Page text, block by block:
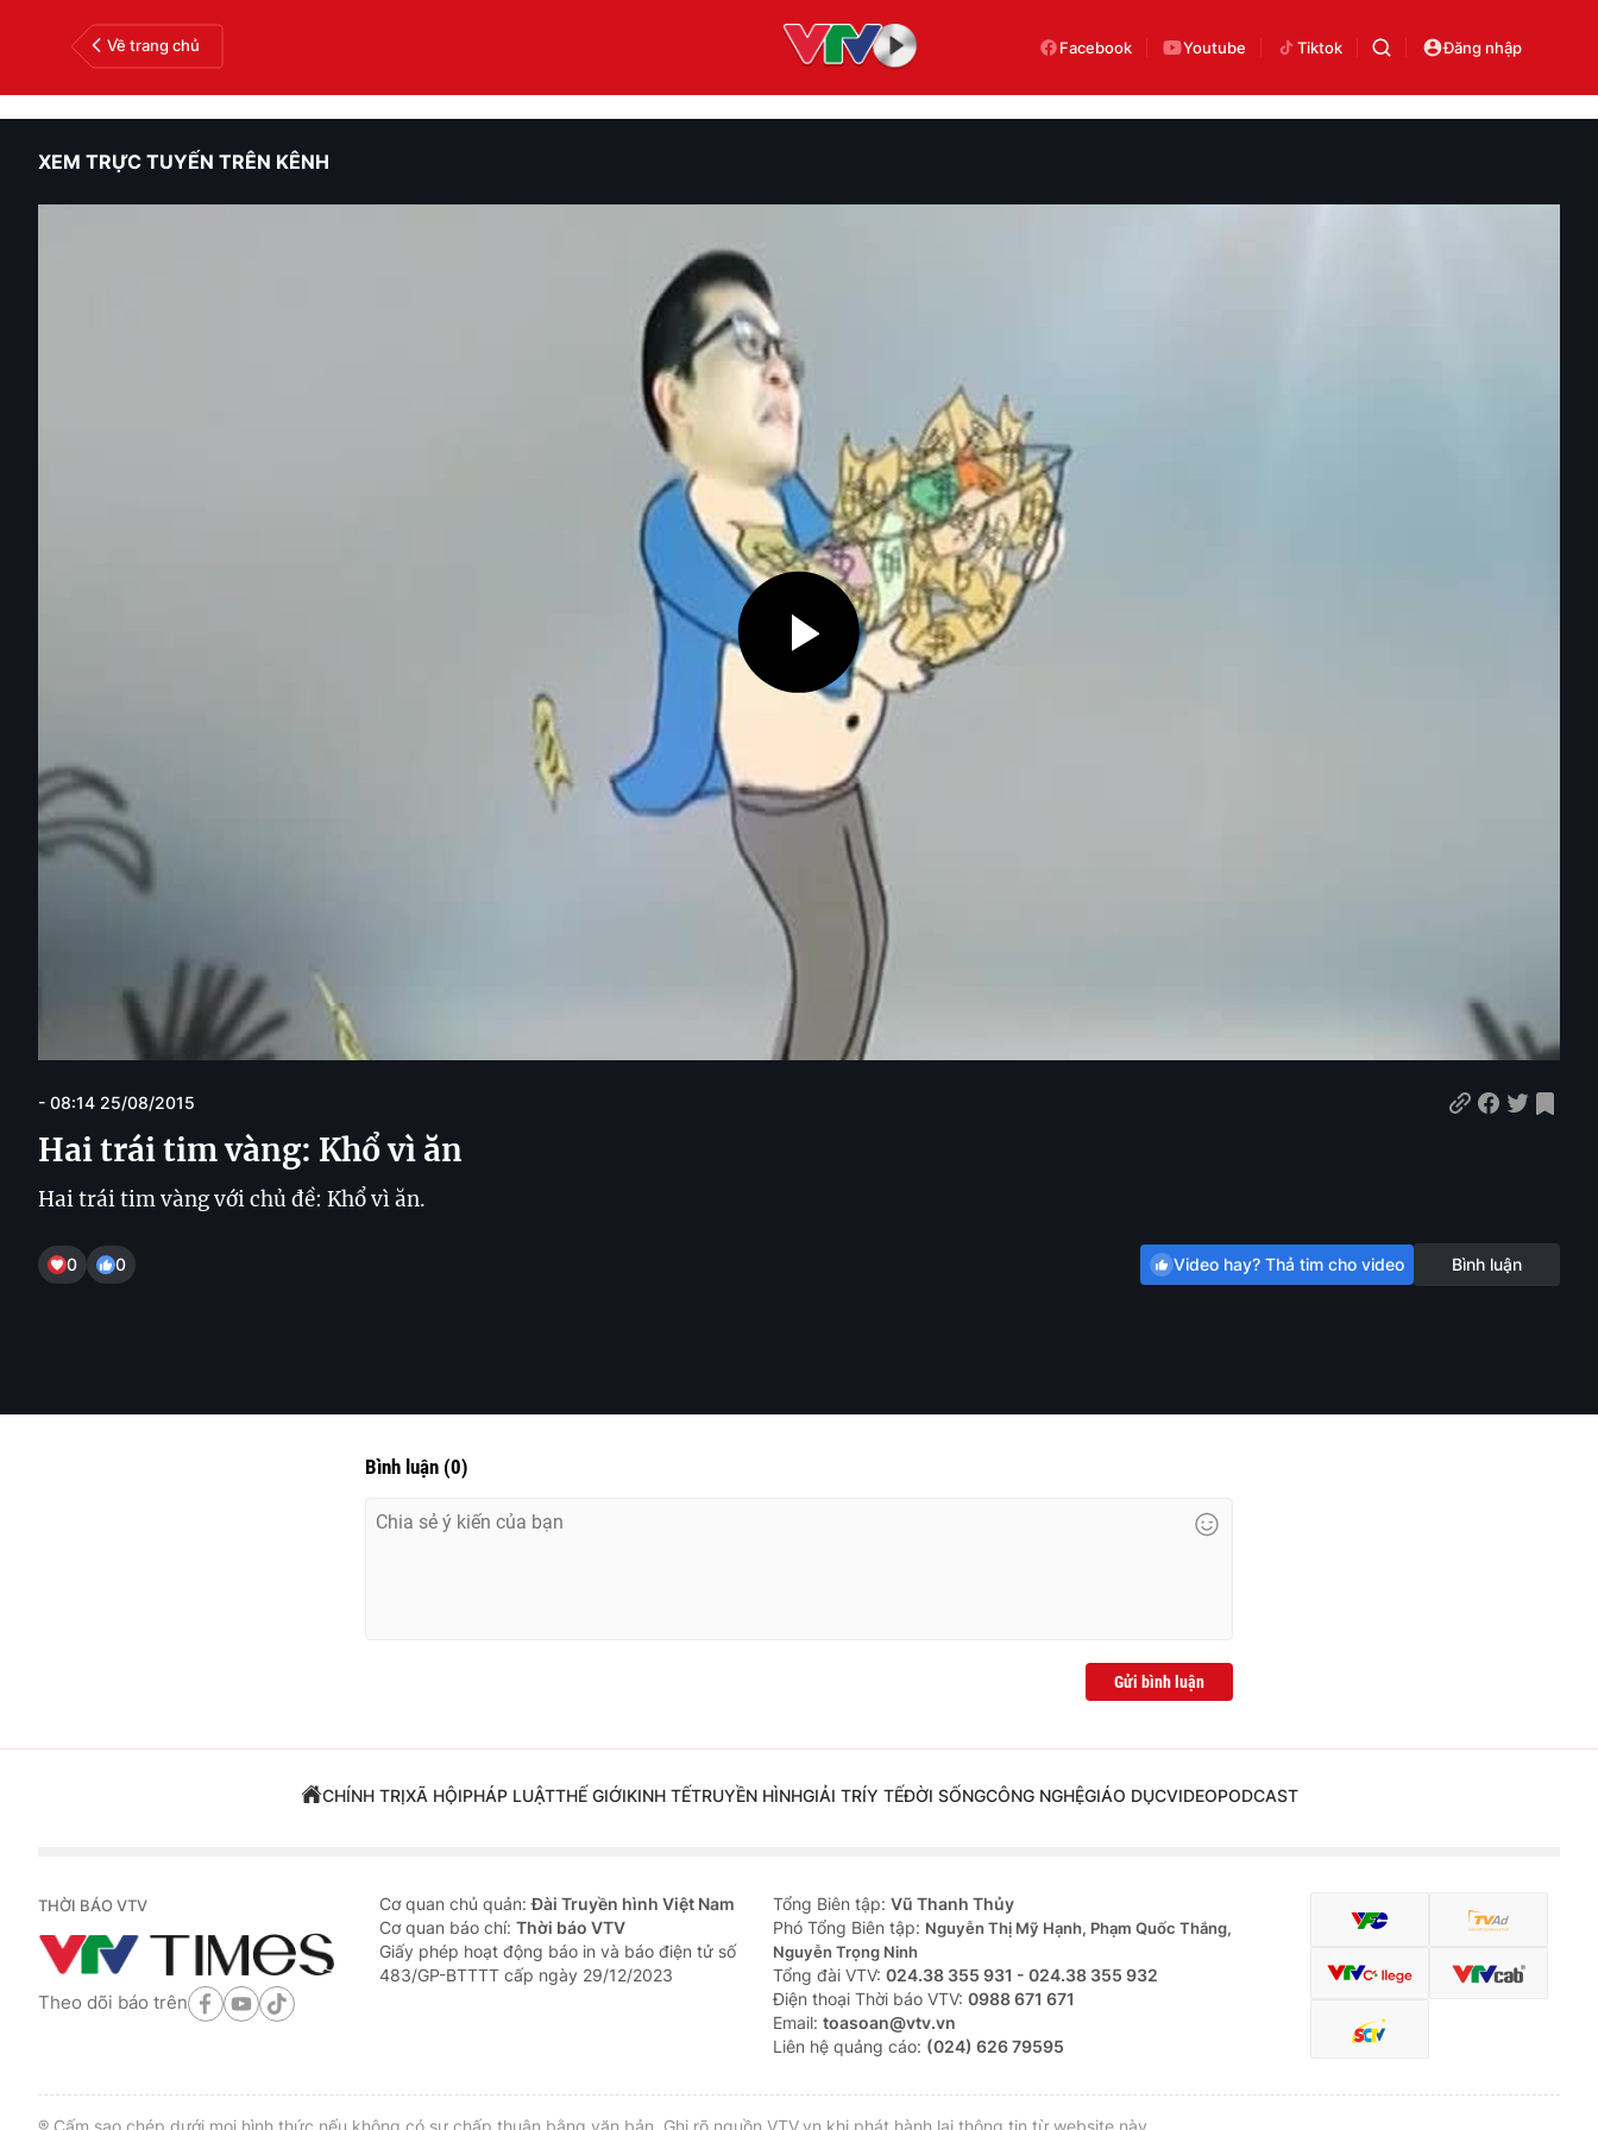
Về trang chủ Facebook Youtube Tiktok Đăng nhập
XEM TRỰC TUYẾN TRÊN KÊNH
- 08:14 25/08/2015
Hai trái tim vàng: Khổ vì ăn
Hai trái tim vàng với chủ đề: Khổ vì ăn.
0 0 Video hay? Thả tim cho video Bình luận
Bình luận (0)
Gửi bình luận
CHÍNH TRỊXÃ HỘIPHÁP LUẬTTHẾ GIỚIKINH TẾTRUYỀN HÌNHGIẢI TRÍY TẾĐỜI SỐNGCÔNG NGHỆGIÁO DỤCVIDEOPODCAST
THỜI BÁO VTV
Theo dõi báo trên
Cơ quan chủ quản:Đài Truyền hình Việt Nam
Cơ quan báo chí: Thời báo VTV
Giấy phép hoạt động báo in và báo điện tử số
483/GP-BTTTT cấp ngày 29/12/2023
Tổng Biên tập: Vũ Thanh Thủy
Phó Tổng Biên tập: Nguyễn Thị Mỹ Hạnh, Phạm Quốc Thắng,
Nguyễn Trọng Ninh
Tổng đài VTV: 024.38 355 931 - 024.38 355 932
Ðiện thoại Thời báo VTV: 0988 671 671
Email: toasoan@vtv.vn
Liên hệ quảng cáo: (024) 626 79595
® Cấm sao chép dưới mọi hình thức nếu không có sự chấp thuận bằng văn bản. Ghi rõ nguồn VTV.vn khi phát hành lại thông tin từ website này.